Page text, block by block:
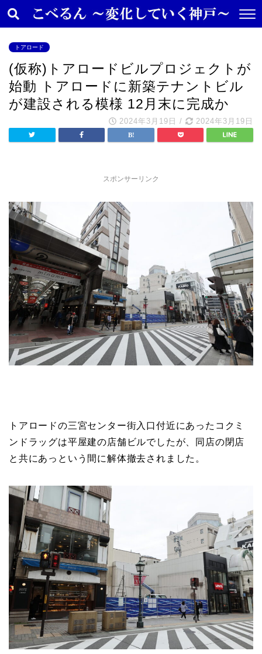
トアロード
(仮称)トアロードビルプロジェクトが
始動 トアロードに新築テナントビル
が建設される模様 12月末に完成か
2024年3月19日 / 2024年3月19日
スポンサーリンク
トアロードの三宮センター街入口付近にあったコクミ
ンドラッグは平屋建の店舗ビルでしたが、同店の閉店
と共にあっという間に解体撤去されました。